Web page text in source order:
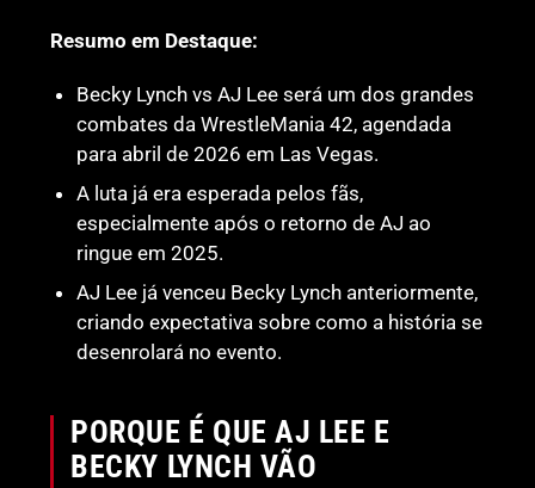
Resumo em Destaque:
Becky Lynch vs AJ Lee será um dos grandes
combates da WrestleMania 42, agendada
para abril de 2026 em Las Vegas.
A luta já era esperada pelos fãs,
especialmente após o retorno de AJ ao
ringue em 2025.
AJ Lee já venceu Becky Lynch anteriormente,
criando expectativa sobre como a história se
desenrolará no evento.
PORQUE É QUE AJ LEE E
BECKY LYNCH VÃO